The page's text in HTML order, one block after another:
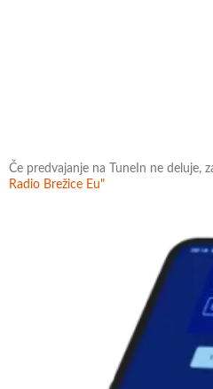
Če predvajanje na TuneIn ne deluje,
Radio Brežice Eu"